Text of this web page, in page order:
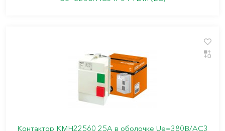
Контактор КМН22560 25А в оболочке Ue=380В/АС3